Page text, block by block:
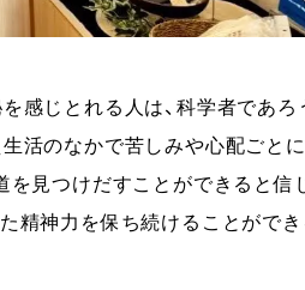
じとれる人は、科学者であろ
活のなかで苦しみや心配ごと
を見つけだすことができると信
精神力を保ち続けることができ